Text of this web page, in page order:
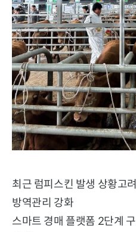
최근 럼피스킨 발생 상황고
방역관리 강화
스마트 경매 플랫폼 2단계